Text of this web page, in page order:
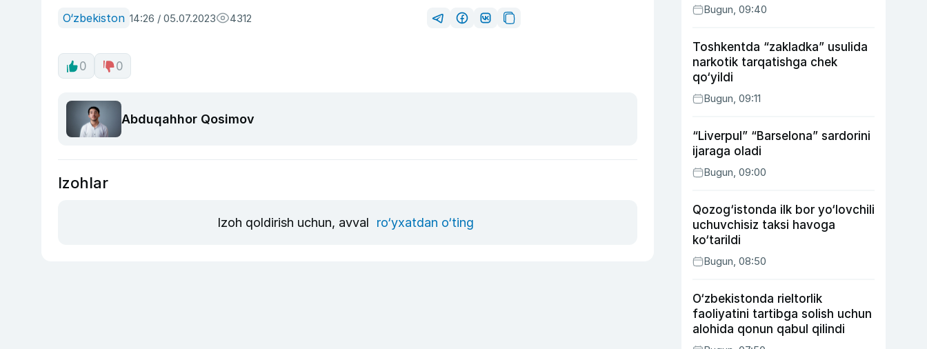
O‘zbekiston 14:26 / 05.07.2023 4312
0 0
Abduqahhor Qosimov
Izohlar
Izoh qoldirish uchun, avval ro‘yxatdan o‘ting
Bugun, 09:40
Toshkentda “zakladka” usulida
narkotik tarqatishga chek
qo‘yildi
Bugun, 09:11
“Liverpul” “Barselona” sardorini
ijaraga oladi
Bugun, 09:00
Qozog‘istonda ilk bor yo‘lovchili
uchuvchisiz taksi havoga
ko‘tarildi
Bugun, 08:50
O‘zbekistonda rieltorlik
faoliyatini tartibga solish uchun
alohida qonun qabul qilindi